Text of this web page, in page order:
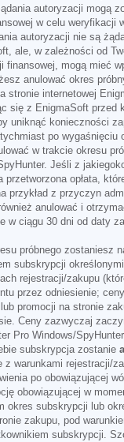
autoryzacji mogą
w celu weryfikacji
autoryzacji nie są
ale, w zależności od
finansowej, mogą mieć
anulować okres
stronie internetowej
się z EnigmaSoft przed
uniknąć konieczności
po wygaśnięciu
w trakcie okresu
Jeśli z
przetworzona opłata,
przykład z przyczyn
anulować i
w ciągu 30 dni od daty
próbnego zostaniesz
subskrypcji określonymi
rejestracji/zakupu
przez odniesienie;
promocji na stronie
Ceny zazwyczaj
Pro Windows/
subskrypcja zostanie
z warunkami rejestracji/
po obowiązującej
obowiązującej w
okres subskrypcji lub
zakupu, pod
subskrypcji.